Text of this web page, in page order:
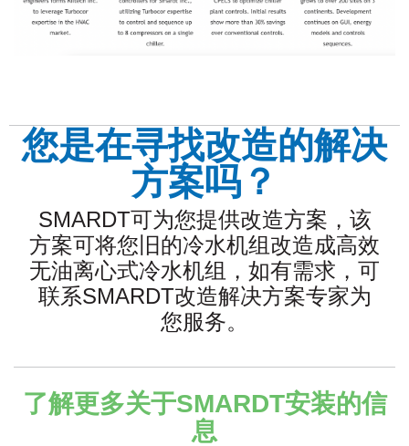
您是在寻找改造的解决
方案吗？
SMARDT可为您提供改造方案，该
方案可将您旧的冷水机组改造成高效
无油离心式冷水机组，如有需求，可
联系SMARDT改造解决方案专家为
您服务。
了解更多关于SMARDT安装的信
息